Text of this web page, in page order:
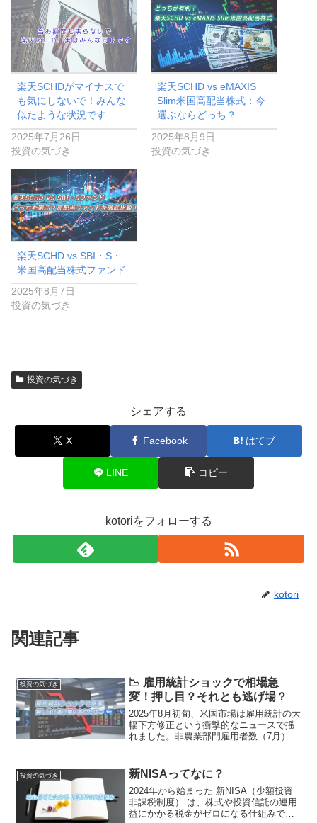
楽天SCHDがマイナスで
も気にしないで！みんな
似たような状況です
2025年7月26日
投資の気づき
楽天SCHD vs eMAXIS
Slim米国高配当株式：今
選ぶならどっち？
2025年8月9日
投資の気づき
楽天SCHD vs SBI・S・
米国高配当株式ファンド
2025年8月7日
投資の気づき
投資の気づき
シェアする
X Facebook はてブ
LINE コピー
kotoriをフォローする
kotori
関連記事
投資の気づき
📉 雇用統計ショックで相場急
変！押し目？それとも逃げ場？
2025年8月初旬、米国市場は雇用統計の大
幅下方修正という衝撃的なニュースで揺
れました。非農業部門雇用者数（7月）：
さ）景気後退リスク浮上 → 米金利急低
下・...
投資の気づき 新NISAってなに？
2024年から始まった 新NISA（少額投資
非課税制度） は、株式や投資信託の運用
益にかかる税金がゼロになる仕組みで